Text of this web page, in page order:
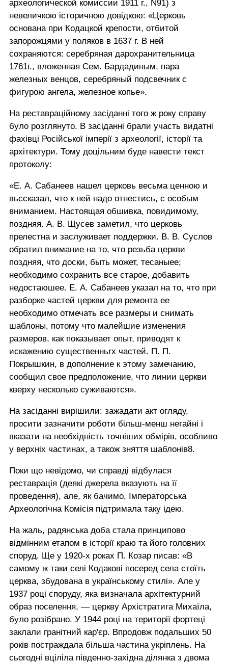
археологической комиссии 1911 г., N91) з
невеличкою історичною довідкою: «Церковь
основана при Кодацкой крепости, отбитой
запорожцями у поляков в 1637 г. В ней
сохраняются: серебряная дарохранительница
1761г., вложенная Сем. Бардадиным, пара
железных венцов, серебряный подсвечник с
фигурою ангела, железное копье».
На реставраційному засіданні того ж року справу
було розглянуто. В засіданні брали участь видатні
фахівці Російської імперії з археології, історії та
архітектури. Тому доцільним буде навести текст
протоколу:
«Е. А. Сабанеев нашел церковь весьма ценною и
вьссказал, что к ней надо отнестись, с особым
вниманием. Настоящая обшивка, повидимому,
поздняя. А. В. Щусев заметил, что церковь
прелестна и заслуживает поддержки. В. В. Суслов
обратил внимание на то, что резьба церкви
поздняя, что доски, быть может, тесаныее;
необходимо сохранить все старое, добавить
недостаюшее. Е. А. Сабанеев указал на то, что при
разборке частей церкви для ремонта ее
необходимо отмечать все размеры и снимать
шаблоны, потому что малейшие изменения
размеров, как показывает опыт, приводят к
искажению существенньrх частей. П. П.
Покрышкин, в дополнение к этому замечанию,
сообщил свое предположение, что линии церкви
кверху несколько суживаются».
На засіданні вирішили: зажадати акт огляду,
просити зазначити роботи більш-менш негайні і
вказати на необхідність точніших обмірів, особливо
у верхніх частинах, а також зняття шаблонів8.
Поки що невідомо, чи справді відбулася
реставрація (деякі джерела вказують на її
проведення), але, як бачимо, Імператорська
Археологічна Комісія підтримала таку ідею.
На жаль, радянська доба стала принципово
відмінним етапом в історії краю та його головних
споруд. Ще у 1920-х роках П. Козар писав: «В
самому ж таки селі Кодакові посеред села стоїть
церква, збудована в українському стилі». Але у
1937 році споруду, яка визначала архітектурний
образ поселення, — церкву Архістратига Михаїла,
було розібрано. У 1944 році на території фортеці
заклали гранітний кар'єр. Впродовж подальших 50
років постраждала більша частина укріплень. На
сьогодні вціліла південно-західна ділянка з двома